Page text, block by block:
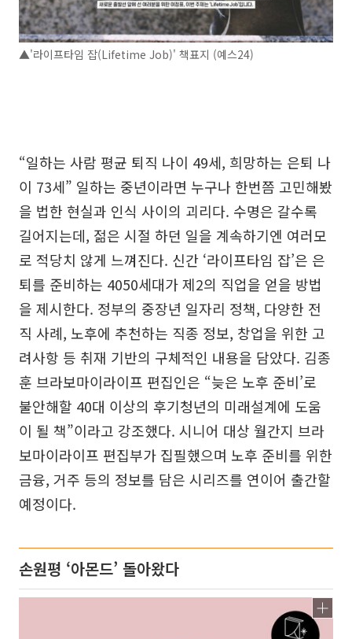
▲'라이프타임 잡(Lifetime Job)' 책표지 (예스24)
“일하는 사람 평균 퇴직 나이 49세, 희망하는 은퇴 나
이 73세” 일하는 중년이라면 누구나 한번쯤 고민해봤
을 법한 현실과 인식 사이의 괴리다. 수명은 갈수록
길어지는데, 젊은 시절 하던 일을 계속하기엔 여러모
로 적당치 않게 느껴진다. 신간 ‘라이프타임 잡’은 은
퇴를 준비하는 4050세대가 제2의 직업을 얻을 방법
을 제시한다. 정부의 중장년 일자리 정책, 다양한 전
직 사례, 노후에 추천하는 직종 정보, 창업을 위한 고
려사항 등 취재 기반의 구체적인 내용을 담았다. 김종
훈 브라보마이라이프 편집인은 “늦은 노후 준비’로
불안해할 40대 이상의 후기청년의 미래설계에 도움
이 될 책”이라고 강조했다. 시니어 대상 월간지 브라
보마이라이프 편집부가 집필했으며 노후 준비를 위한
금융, 거주 등의 정보를 담은 시리즈를 연이어 출간할
예정이다.
손원평 ‘아몬드’ 돌아왔다